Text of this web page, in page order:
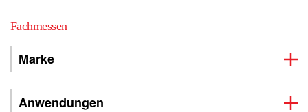
Fachmessen
Marke
Anwendungen